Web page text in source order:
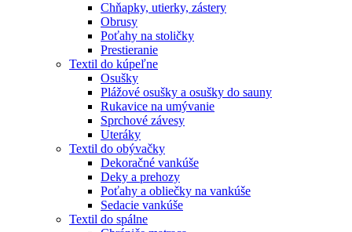
Chňapky, utierky, zástery
Obrusy
Poťahy na stoličky
Prestieranie
Textil do kúpeľne
Osušky
Plážové osušky a osušky do sauny
Rukavice na umývanie
Sprchové závesy
Uteráky
Textil do obývačky
Dekoračné vankúše
Deky a prehozy
Poťahy a obliečky na vankúše
Sedacie vankúše
Textil do spálne